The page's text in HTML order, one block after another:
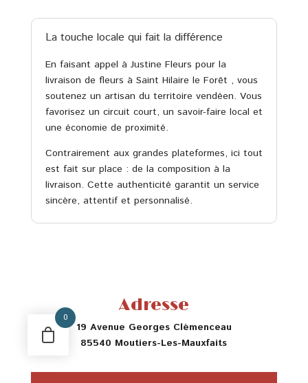
La touche locale qui fait la différence
En faisant appel à Justine Fleurs pour la
livraison de fleurs à Saint Hilaire le Forêt , vous
soutenez un artisan du territoire vendéen. Vous
favorisez un circuit court, un savoir-faire local et
une économie de proximité.
Contrairement aux grandes plateformes, ici tout
est fait sur place : de la composition à la
livraison. Cette authenticité garantit un service
sincère, attentif et personnalisé.
Adresse
19 Avenue Georges Clémenceau
85540 Moutiers-Les-Mauxfaits
0